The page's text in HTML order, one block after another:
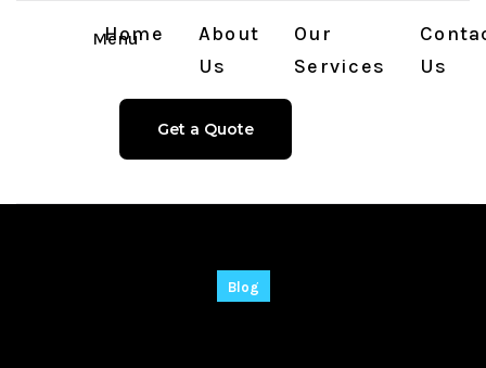
Menu
Home
About
Us
Our
Services
Us
Get a Quote
Blog